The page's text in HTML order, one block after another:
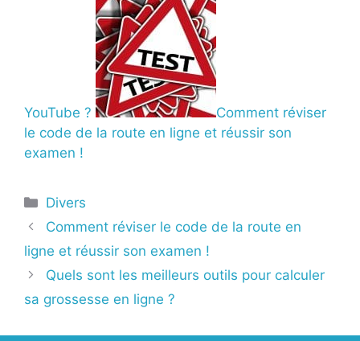
YouTube ?
Comment réviser
le code de la route en ligne et réussir son
examen !
Catégories
Divers
Comment réviser le code de la route en
ligne et réussir son examen !
Quels sont les meilleurs outils pour calculer
sa grossesse en ligne ?